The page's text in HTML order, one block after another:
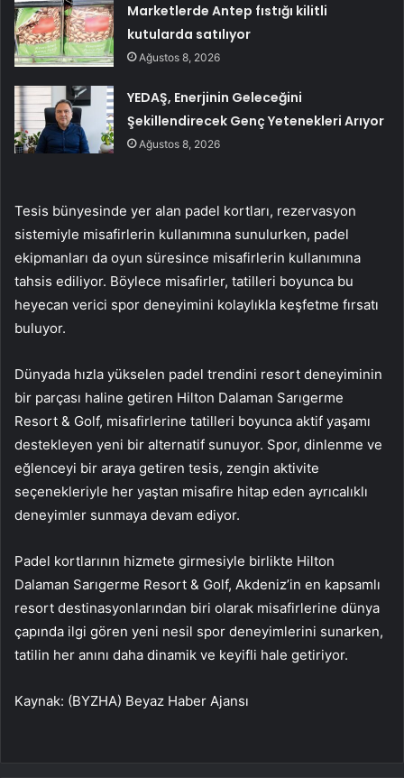
Marketlerde Antep fıstığı kilitli
kutularda satılıyor
Ağustos 8, 2026
YEDAŞ, Enerjinin Geleceğini
Şekillendirecek Genç Yetenekleri Arıyor
Ağustos 8, 2026
Tesis bünyesinde yer alan padel kortları, rezervasyon
sistemiyle misafirlerin kullanımına sunulurken, padel
ekipmanları da oyun süresince misafirlerin kullanımına
tahsis ediliyor. Böylece misafirler, tatilleri boyunca bu
heyecan verici spor deneyimini kolaylıkla keşfetme fırsatı
buluyor.
Dünyada hızla yükselen padel trendini resort deneyiminin
bir parçası haline getiren Hilton Dalaman Sarıgerme
Resort & Golf, misafirlerine tatilleri boyunca aktif yaşamı
destekleyen yeni bir alternatif sunuyor. Spor, dinlenme ve
eğlenceyi bir araya getiren tesis, zengin aktivite
seçenekleriyle her yaştan misafire hitap eden ayrıcalıklı
deneyimler sunmaya devam ediyor.
Padel kortlarının hizmete girmesiyle birlikte Hilton
Dalaman Sarıgerme Resort & Golf, Akdeniz’in en kapsamlı
resort destinasyonlarından biri olarak misafirlerine dünya
çapında ilgi gören yeni nesil spor deneyimlerini sunarken,
tatilin her anını daha dinamik ve keyifli hale getiriyor.
Kaynak: (BYZHA) Beyaz Haber Ajansı